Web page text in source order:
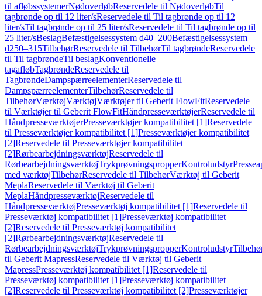
til afløbssystemerNødoverløbReservedele til NødoverløbTil
tagbrønde op til 12 liter/sReservedele til Til tagbrønde op til 12
liter/sTil tagbrønde op til 25 liter/sReservedele til Til tagbrønde op til
25 liter/sBeslagBefæstigelsessystem d40–200Befæstigelsessystem
d250–315TilbehørReservedele til TilbehørTil tagbrøndeReservedele
til Til tagbrøndeTil beslagKonventionelle
tagafløbTagbrøndeReservedele til
TagbrøndeDampspærreelementerReservedele til
DampspærreelementerTilbehørReservedele til
TilbehørVærktøjVærktøjVærktøjer til Geberit FlowFitReservedele
til Værktøjer til Geberit FlowFitHåndpresseværktøjerReservedele til
HåndpresseværktøjerPresseværktøjer kompatibilitet [1]Reservedele
til Presseværktøjer kompatibilitet [1]Presseværktøjer kompatibilitet
[2]Reservedele til Presseværktøjer kompatibilitet
[2]RørbearbejdningsværktøjReservedele til
RørbearbejdningsværktøjTrykprøvningspropperKontroludstyr
med værktøjTilbehørReservedele til TilbehørVærktøj til Geberit
MeplaReservedele til Værktøj til Geberit
MeplaHåndpresseværktøjReservedele til
HåndpresseværktøjPresseværktøj kompatibilitet [1]Reservedele til
Presseværktøj kompatibilitet [1]Presseværktøj kompatibilitet
[2]Reservedele til Presseværktøj kompatibilitet
[2]RørbearbejdningsværktøjReservedele til
RørbearbejdningsværktøjTrykprøvningspropperKontroludstyr
til Geberit MapressReservedele til Værktøj til Geberit
MapressPresseværktøj kompatibilitet [1]Reservedele til
Presseværktøj kompatibilitet [1]Presseværktøj kompatibilitet
[2]Reservedele til Presseværktøj kompatibilitet [2]Presseværktøjer